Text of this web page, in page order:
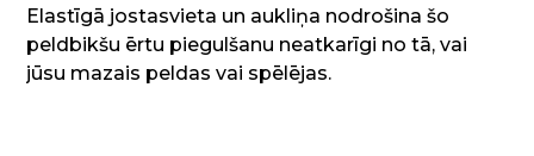
Elastīgā jostasvieta un aukliņa nodrošina šo
peldbikšu ērtu piegulšanu neatkarīgi no tā, vai
jūsu mazais peldas vai spēlējas.